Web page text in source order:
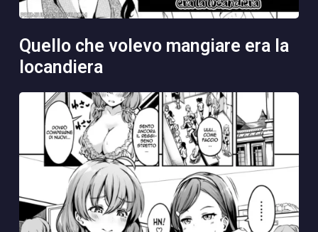
quello che volevo mangiare era la
locandiera